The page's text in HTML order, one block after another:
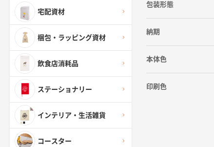
宅配資材
梱包・ラッピング資材
飲食店消耗品
ステーショナリー
インテリア・生活雑貨
コースター
包装形態
納期
本体色
印刷色